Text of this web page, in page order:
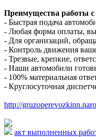
Преимущества работы
- Быстрая подача
- Любая форма оплаты,
- Для организаций,
- Контроль движения
- Трезвые, крепкие,
- Наши автомобили
- 100% материальная
- Круглосуточная
http://
акт выполненных